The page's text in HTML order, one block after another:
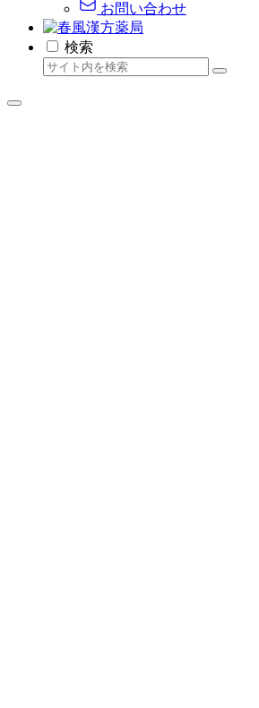
お問い合わせ
検索